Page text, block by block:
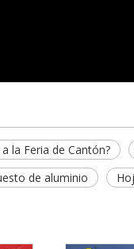
la Feria de Cantón?
de aluminio